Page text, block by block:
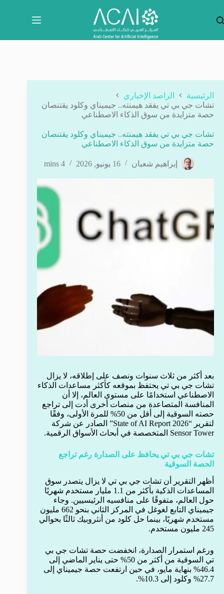
المحتوى
الرئيسية
الراصد الإخباري
تشات جي بي تي يفقد هيمنته.. جيميناي وكلود يقتنصان
حصة متزايدة من سوق الذكاء الاصطناعي
تشات جي بي تي يفقد هيمنته.. جيميناي وكلود يقتنصان
حصة متزايدة من سوق الذكاء الاصطناعي
إبراهيم شعبان 16 يونيو, 2026 4 mins
بعد أكثر من ثلاث سنوات ونصف على إطلاقه، لا يزال
تشات جي بي تي يحتفظ بموقعه كأكثر مساعدات الذكاء
الاصطناعي استخدامًا على مستوى العالم، إلا أن
المنافسة المتصاعدة من منصات أخرى أدت إلى تراجع
حصته السوقية إلى أقل من 50% للمرة الأولى، وفقًا
لتقرير “State of AI Report 2026” الصادر عن شركة
Sensor Tower المتخصصة في أبحاث الأسواق الرقمية.
تشات جي بي تي يحافظ على الصدارة رغم تراجع
الحصة السوقية
أظهر التقرير أن تشات جي بي تي لا يزال يتصدر سوق
المساعدات الذكية بأكثر من 1.1 مليار مستخدم شهريًا
حول العالم، متفوقًا على منافسيه الرئيسيين. وجاء
جيميناي التابع لغوغل في المركز الثاني بنحو 662 مليون
مستخدم شهريًا، بينما حل كلود من أنثروبيك ثالثًا بحوالي
245 مليون مستخدم.
ورغم استمرار الصدارة، انخفضت حصة تشات جي بي
تي السوقية من أكثر من 50% حتى يناير الماضي إلى
46.4% بنهاية مايو، في حين ارتفعت حصة جيميناي إلى
27.7% وكلود إلى 10.3%.